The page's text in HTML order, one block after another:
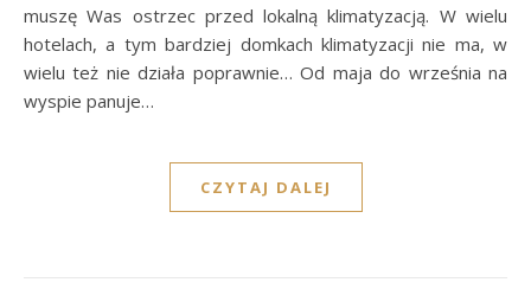
muszę Was ostrzec przed lokalną klimatyzacją. W wielu
hotelach, a tym bardziej domkach klimatyzacji nie ma, w
wielu też nie działa poprawnie… Od maja do września na
wyspie panuje…
CZYTAJ DALEJ